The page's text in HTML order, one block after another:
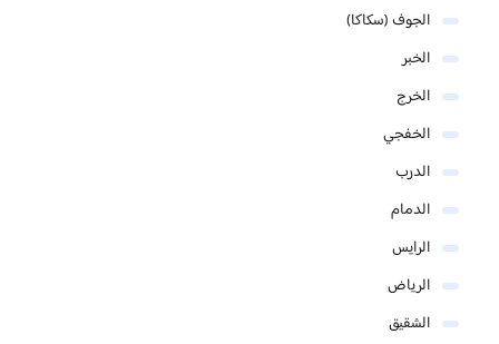
الجوف (سكاكا)
الخبر
الخرج
الخفجي
الدرب
الدمام
الرايس
الرياض
الشقيق